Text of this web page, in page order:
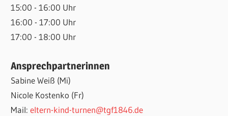
15:00 - 16:00 Uhr
16:00 - 17:00 Uhr
17:00 - 18:00 Uhr
Ansprechpartnerinnen
Sabine Weiß (Mi)
Nicole Kostenko (Fr)
Mail:eltern-kind-turnen@tgf1846.de